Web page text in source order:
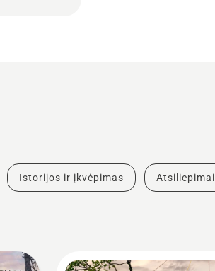
Istorijos ir įkvėpimas Atsiliepimai